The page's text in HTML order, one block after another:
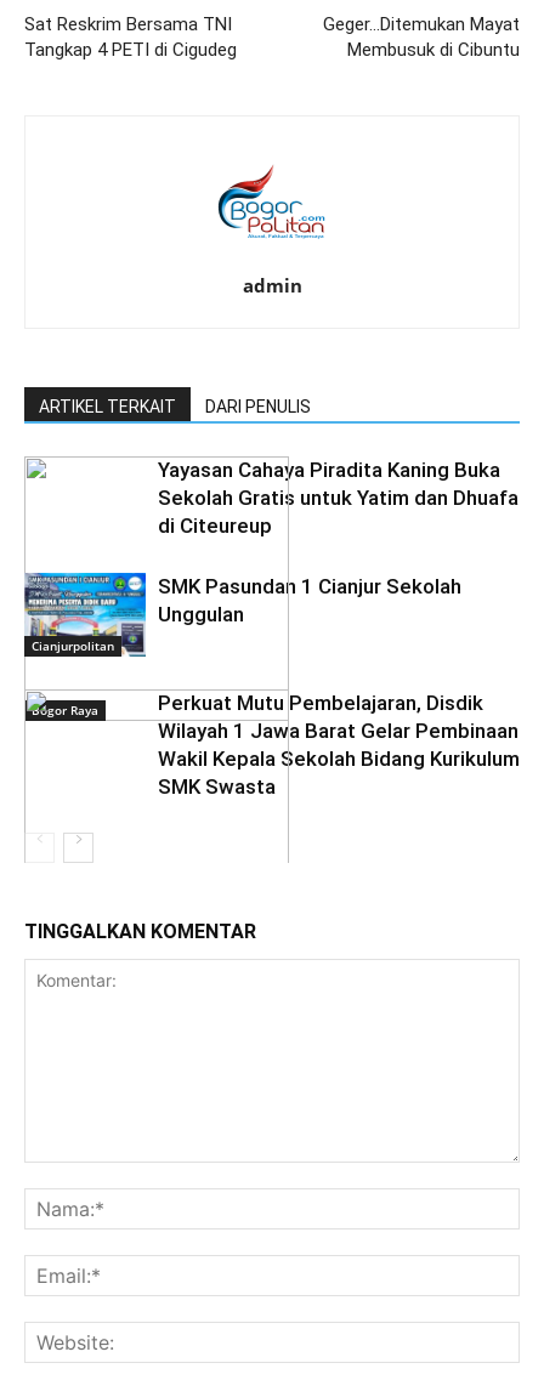
Sat Reskrim Bersama TNI
Tangkap 4 PETI di Cigudeg
Geger…Ditemukan Mayat
Membusuk di Cibuntu
admin
ARTIKEL TERKAIT DARI PENULIS
Bogor Raya
Yayasan Cahaya Piradita Kaning Buka
Sekolah Gratis untuk Yatim dan Dhuafa
di Citeureup
Cianjurpolitan
SMK Pasundan 1 Cianjur Sekolah
Unggulan
Bogor Raya
Perkuat Mutu Pembelajaran, Disdik
Wilayah 1 Jawa Barat Gelar Pembinaan
Wakil Kepala Sekolah Bidang Kurikulum
SMK Swasta
TINGGALKAN KOMENTAR